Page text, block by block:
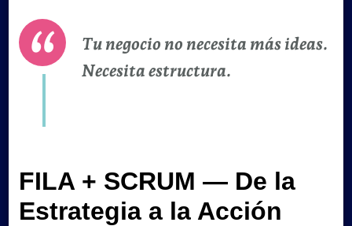
Tu negocio no necesita más ideas.
Necesita estructura.
FILA + SCRUM — De la
Estrategia a la Acción